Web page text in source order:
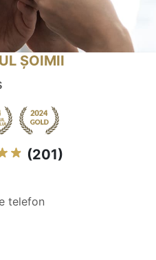
ȘOIMII
(201)
telefon